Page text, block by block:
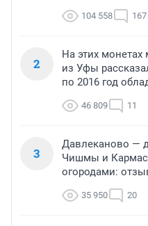
104 558 167
2
На этих монетах
из Уфы
по 2016 год
46 809 11
3
Давлеканово —
Чишмы и
огородами:
35 950 20